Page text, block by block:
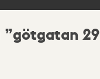
götgatan 29